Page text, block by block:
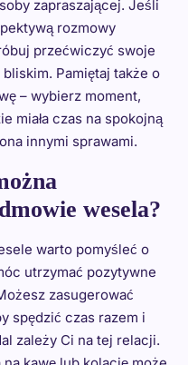
zapraszającej. Jeśli
rozmowy
przećwiczyć swoje
Pamiętaj także o
– wybierz moment,
miała czas na spokojną
innymi sprawami.
wesela?
warto pomyśleć o
utrzymać pozytywne
zasugerować
spędzić czas razem i
zależy Ci na tej relacji.